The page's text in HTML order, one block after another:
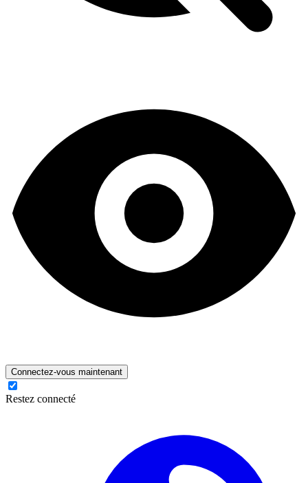
Connectez-vous maintenant
Restez connecté